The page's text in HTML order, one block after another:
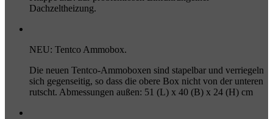
Dachzeltheizung.
NEU: Tentco Ammobox.
Die neuen Tentco-Ammoboxen sind stapelbar und verriegeln
sich gegenseitig, so dass die obere Box nicht von der unteren
rutscht. Abmessungen außen: 51 (L) x 40 (B) x 24 (H) cm